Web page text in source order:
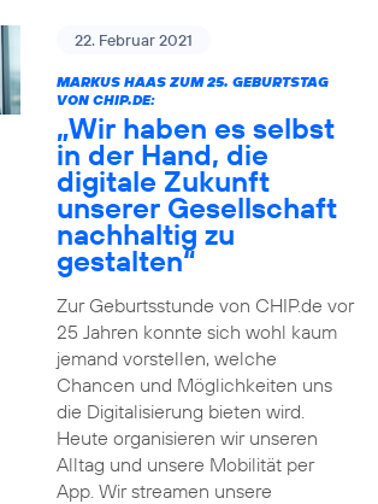
22. Februar 2021
MARKUS HAAS ZUM 25. GEBURTSTAG
VON CHIP.DE:
„Wir haben es selbst
in der Hand, die
digitale Zukunft
unserer Gesellschaft
nachhaltig zu
gestalten“
Zur Geburtsstunde von CHIP.de vor
25 Jahren konnte sich wohl kaum
jemand vorstellen, welche
Chancen und Möglichkeiten uns
die Digitalisierung bieten wird.
Heute organisieren wir unseren
Alltag und unsere Mobilität per
App. Wir streamen unsere